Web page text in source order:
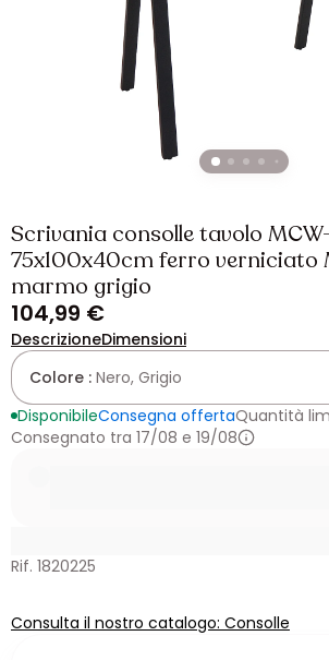
Scrivania consolle tavolo
75x100x40cm ferro verniciato
marmo grigio
104,99 €
DescrizioneDimensioni
Colore : Nero, Grigio
DisponibileConsegna offertaQuantità
Consegnato tra 17/08 e 19/08
Rif. 1820225
Consulta il nostro catalogo: Consolle